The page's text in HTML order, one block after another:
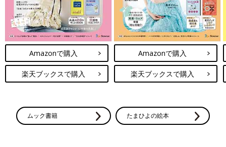
Amazonで購入
楽天ブックスで購入
Amazonで購入
楽天ブックスで購入
ムック書籍 たまひよの絵本